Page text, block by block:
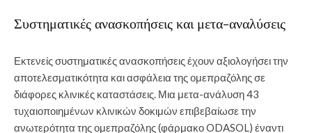
Συστηματικές ανασκοπήσεις και μετα-αναλύσεις
Εκτενείς συστηματικές ανασκοπήσεις έχουν αξιολογήσει την
αποτελεσματικότητα και ασφάλεια της ομεπραζόλης σε
διάφορες κλινικές καταστάσεις. Μια μετα-ανάλυση 43
τυχαιοποιημένων κλινικών δοκιμών επιβεβαίωσε την
ανωτερότητα της ομεπραζόλης (φάρμακο ODASOL) έναντι